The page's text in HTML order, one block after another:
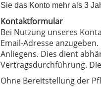
Sie das Konto mehr als 3
Kontaktformular
Bei Nutzung unseres
Email-Adresse
Anliegens. Dies dient
Vertragsdurchführung.
Ohne Bereitstellung der